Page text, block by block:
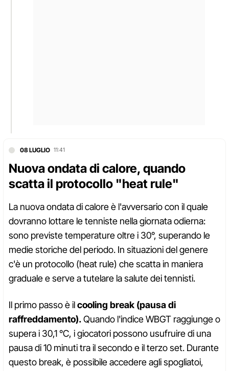
08 LUGLIO 11:41
Nuova ondata di calore, quando
scatta il protocollo "heat rule"
La nuova ondata di calore è l'avversario con il quale
dovranno lottare le tenniste nella giornata odierna:
sono previste temperature oltre i 30°, superando le
medie storiche del periodo. In situazioni del genere
c'è un protocollo (heat rule) che scatta in maniera
graduale e serve a tutelare la salute dei tennisti.
Il primo passo è ilcooling break (pausa di
raffreddamento).Quando l'indice WBGT raggiunge o
supera i 30,1 °C, i giocatori possono usufruire di una
pausa di 10 minuti tra il secondo e il terzo set. Durante
questo break, è possibile accedere agli spogliatoi,